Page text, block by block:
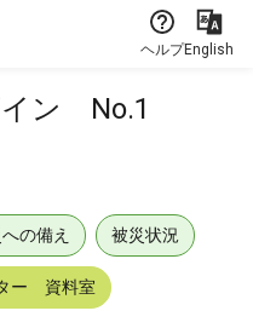
ヘルプEnglish
イン No.1
の備え 被災状況
ー 資料室